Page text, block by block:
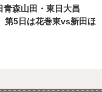
青森山田・東日大昌
第5日は花巻東vs新田ほ